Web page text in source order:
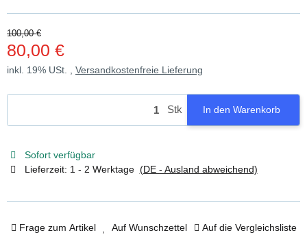
100,00 €
80,00 €
inkl. 19% USt. , Versandkostenfreie Lieferung
Stk In den Warenkorb
Sofort verfügbar
Lieferzeit: 1 - 2 Werktage (DE - Ausland abweichend)
Frage zum Artikel Auf Wunschzettel Auf die Vergleichsliste